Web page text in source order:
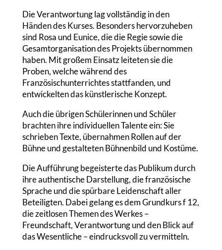
Die Verantwortung lag vollständig in den
Händen des Kurses. Besonders hervorzuheben
sind Rosa und Eunice, die die Regie sowie die
Gesamtorganisation des Projekts übernommen
haben. Mit großem Einsatz leiteten sie die
Proben, welche während des
Französischunterrichtes stattfanden, und
entwickelten das künstlerische Konzept.
Auch die übrigen Schülerinnen und Schüler
brachten ihre individuellen Talente ein: Sie
schrieben Texte, übernahmen Rollen auf der
Bühne und gestalteten Bühnenbild und Kostüme.
Die Aufführung begeisterte das Publikum durch
ihre authentische Darstellung, die französische
Sprache und die spürbare Leidenschaft aller
Beteiligten. Dabei gelang es dem Grundkurs f 12,
die zeitlosen Themen des Werkes –
Freundschaft, Verantwortung und den Blick auf
das Wesentliche – eindrucksvoll zu vermitteln.